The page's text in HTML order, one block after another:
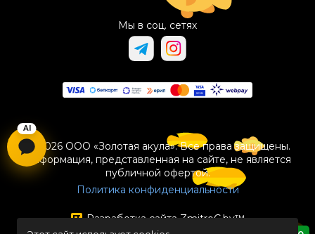
Мы в соц. сетях
© 2026 ООО «Золотая акула». Все права защищены.
Информация, представленная на сайте, не является
публичной офертой.
Политика конфиденциальности
Разработка сайтаZmitroC.by™